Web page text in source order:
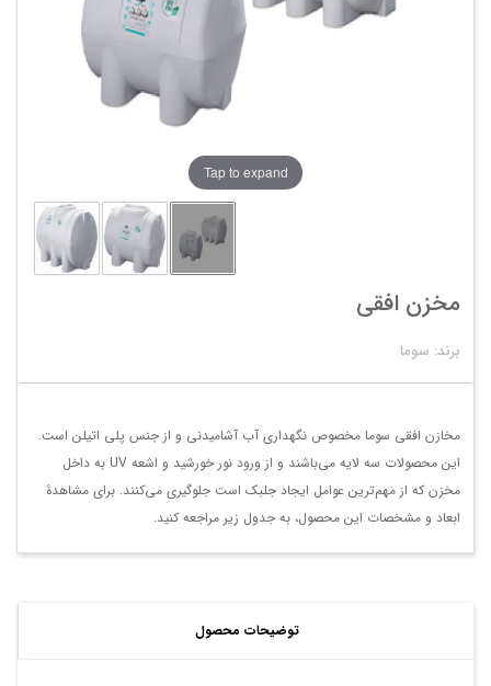
Tap to expand
مخزن افقی
برند: سوما
مخازن افقی سوما مخصوص نگهداری آب آشامیدنی و از جنس پلی اتیلن است.
این محصولات سه لایه می‌باشند و از ورود نور خورشید و اشعه UV به داخل
مخزن که از مهم‌ترین عوامل ایجاد جلبک است جلوگیری می‌کنند. برای مشاهدۀ
ابعاد و مشخصات این محصول، به جدول زیر مراجعه کنید.
توضیحات محصول